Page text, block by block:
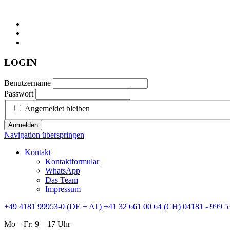
LOGIN
Benutzername
Passwort
Angemeldet bleiben
Anmelden
Navigation überspringen
Kontakt
Kontaktformular
WhatsApp
Das Team
Impressum
+49 4181 99953-0 (DE + AT) +41 32 661 00 64 (CH) 04181 - 999
Mo – Fr: 9 – 17 Uhr